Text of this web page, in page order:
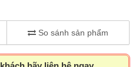
So sánh sản phẩm